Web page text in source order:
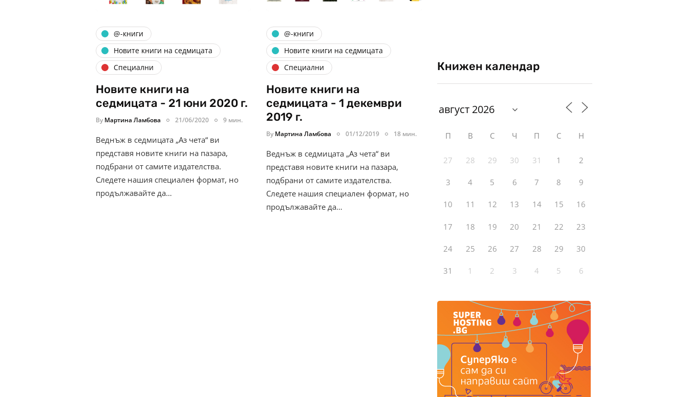
@-книги
Новите книги на седмицата
Специални
Новите книги на
седмицата - 21 юни 2020 г.
By Мартина Ламбова 21/06/2020 9 мин.
Веднъж в седмицата „Аз чета“ ви
представя новите книги на пазара,
подбрани от самите издателства.
Следете нашия специален формат, но
продължавайте да…
@-книги
Новите книги на седмицата
Специални
Новите книги на
седмицата - 1 декември
2019 г.
By Мартина Ламбова 01/12/2019 18 мин.
Веднъж в седмицата „Аз чета“ ви
представя новите книги на пазара,
подбрани от самите издателства.
Следете нашия специален формат, но
продължавайте да…
Книжен календар
П В С Ч П С Н
27 28 29 30 31 1 2
3 4 5 6 7 8 9
10 11 12 13 14 15 16
17 18 19 20 21 22 23
24 25 26 27 28 29 30
31 1 2 3 4 5 6